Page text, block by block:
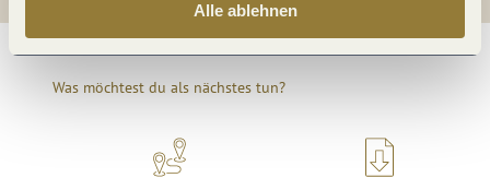
Alle ablehnen
Was möchtest du als nächstes tun?